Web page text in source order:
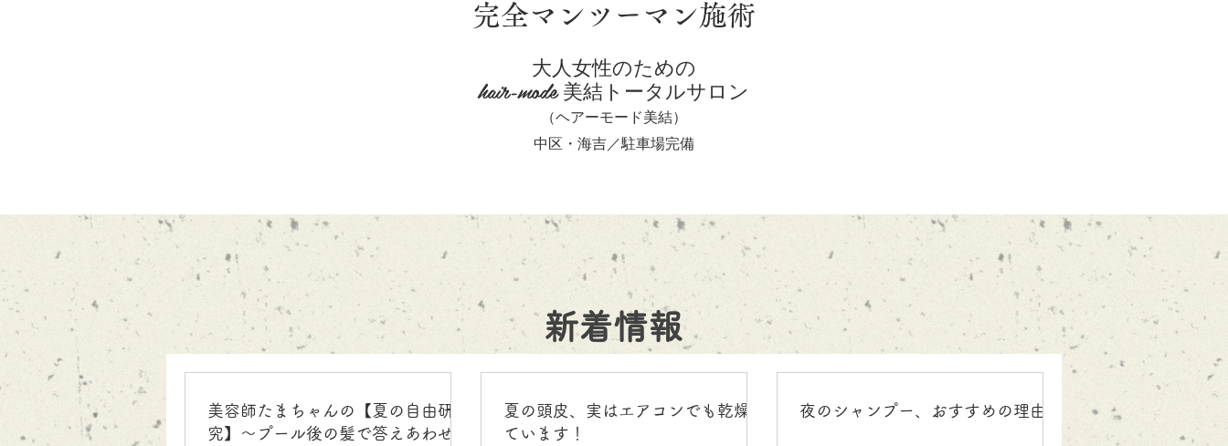
完全マンツーマン施術
大人女性のための
hair-mode 美結トータルサロン
（ヘアーモード美結）
中区・海吉／駐車場完備
新着情報
美容師たまちゃんの【夏の自由研
究】〜プール後の髪で答えあわせ〜
夏の頭皮、実はエアコンでも乾燥し
ています！
夜のシャンプー、おすすめの理由◎